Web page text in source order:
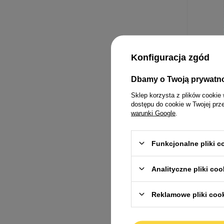
Versele
6,99 zł
Konfiguracja zgód
Dbamy o Twoją
Sklep korzysta z plików cookie
dostępu do cookie w Twojej
warunki Google
Funkcjonalne pliki
Analityczne pliki
Reklamowe pliki